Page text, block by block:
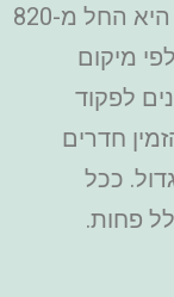
זול משניהם ועלות לחדר ללילה לזוג היא החל מ-820
מיקום
לפקוד
חדרים
ככל
פחות.